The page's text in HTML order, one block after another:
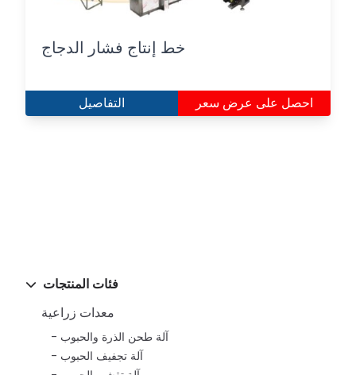
فئات المنتجات
معدات زراعية
آلة طحن الذرة والحبوب
آلة تجفيف الحبوب
خط إنتاج فشار الدجاج
التفاصيل احصل على عرض سعر